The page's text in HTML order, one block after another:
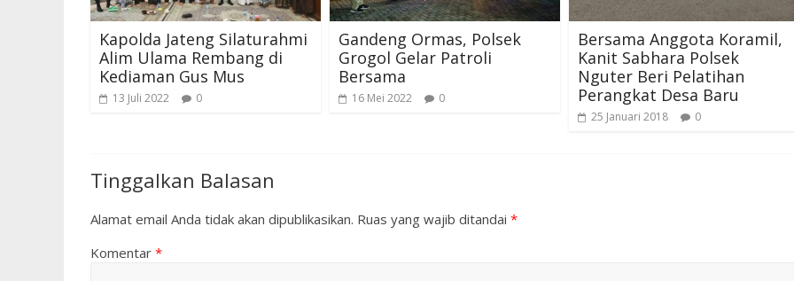
Kapolda Jateng Silaturahmi
Alim Ulama Rembang di
Kediaman Gus Mus
13 Juli 2022 0
Gandeng Ormas, Polsek
Grogol Gelar Patroli
Bersama
16 Mei 2022 0
Bersama Anggota Koramil,
Kanit Sabhara Polsek
Nguter Beri Pelatihan
Perangkat Desa Baru
25 Januari 2018 0
Tinggalkan Balasan
Alamat email Anda tidak akan dipublikasikan. Ruas yang wajib ditandai *
Komentar *